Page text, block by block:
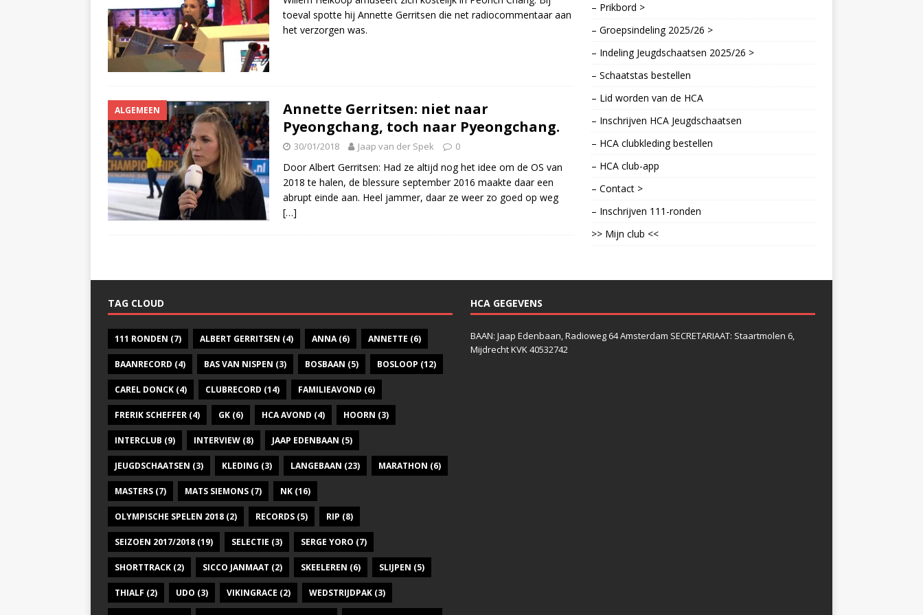
toeval spotte hij Annette Gerritsen die net radiocommentaar aan
het verzorgen was.
ALGEMEEN
Annette Gerritsen: niet naar
Pyeongchang, toch naar Pyeongchang.
30/01/2018 Jaap van der Spek 0
Door Albert Gerritsen: Had ze altijd nog het idee om de OS van
2018 te halen, de blessure september 2016 maakte daar een
abrupt einde aan. Heel jammer, daar ze weer zo goed op weg
[…]
– Prikbord >
– Groepsindeling 2025/26 >
– Indeling Jeugdschaatsen 2025/26 >
– Schaatstas bestellen
– Lid worden van de HCA
– Inschrijven HCA Jeugdschaatsen
– HCA clubkleding bestellen
– HCA club-app
– Contact >
– Inschrijven 111-ronden
>> Mijn club <<
TAG CLOUD
111 RONDEN (7) ALBERT GERRITSEN (4) ANNA(6) ANNETTE (6)
BAANRECORD (4) BAS VAN NISPEN (3) BOSBAAN (5) BOSLOOP (12)
CAREL DONCK (4) CLUBRECORD (14) FAMILIEAVOND (6)
FRERIK SCHEFFER (4) GK (6) HCA AVOND (4) HOORN (3)
INTERCLUB (9) INTERVIEW (8) JAAP EDENBAAN (5)
JEUGDSCHAATSEN (3) KLEDING (3) LANGEBAAN (23) MARATHON (6)
MASTERS (7) MATS SIEMONS (7) NK (16)
OLYMPISCHE SPELEN 2018 (2) RECORDS (5) RIP (8)
SEIZOEN 2017/2018 (19) SELECTIE (3) SERGE YORO (7)
SHORTTRACK (2) SICCO JANMAAT (2) SKEELEREN (6) SLIJPEN (5)
THIALF (2) UDO (3) VIKINGRACE (2) WEDSTRIJDPAK (3)
HCA GEGEVENS
BAAN: Jaap Edenbaan, Radioweg 64 Amsterdam SECRETARIAAT: Staartmolen 6,
Mijdrecht KVK 40532742